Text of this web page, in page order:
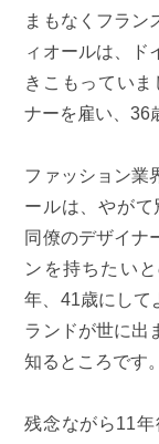
まもなくフラン
ィオールは、ド
きこもってい
ナーを雇い、36
ファッション業
ールは、やが
同僚のデザイナ
ンを持ちたい
年、41歳にして
ランドが世に出
知るところです。
残念ながら11